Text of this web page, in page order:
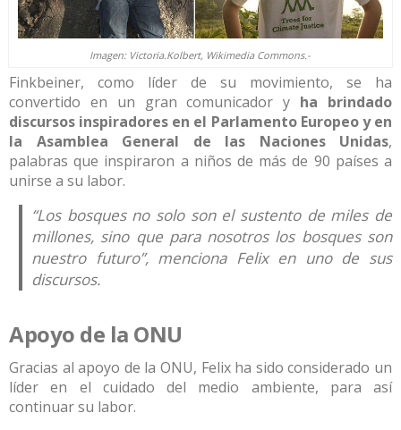
Imagen: Victoria.Kolbert, Wikimedia Commons.-
Finkbeiner, como líder de su movimiento, se ha
convertido en un gran comunicador y ha brindado
discursos inspiradores en el Parlamento Europeo y en
la Asamblea General de las Naciones Unidas,
palabras que inspiraron a niños de más de 90 países a
unirse a su labor.
“Los bosques no solo son el sustento de miles de
millones, sino que para nosotros los bosques son
nuestro futuro”, menciona Felix en uno de sus
discursos.
Apoyo de la ONU
Gracias al apoyo de la ONU, Felix ha sido considerado un
líder en el cuidado del medio ambiente, para así
continuar su labor.